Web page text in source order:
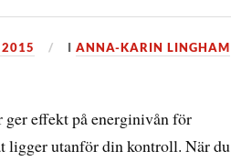
2015 IANNA-KARIN LINGHAM
ger effekt på energinivån för
ligger utanför din kontroll. När du